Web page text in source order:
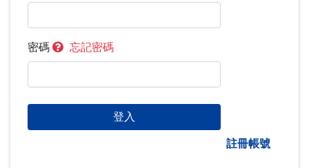
密碼 忘記密碼
註冊帳號